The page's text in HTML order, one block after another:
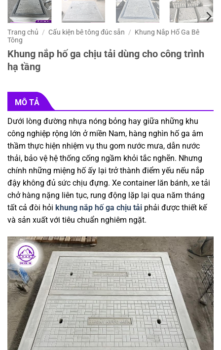
Trang chủ / Cấu kiện bê tông đúc sẵn / Khung Nắp Hố Ga Bê
Tông
Khung nắp hố ga chịu tải dùng cho công trình
hạ tầng
MÔ TẢ
Dưới lòng đường nhựa nóng bỏng hay giữa những khu
công nghiệp rộng lớn ở miền Nam, hàng nghìn hố ga âm
thầm thực hiện nhiệm vụ thu gom nước mưa, dẫn nước
thải, bảo vệ hệ thống cống ngầm khỏi tắc nghẽn. Nhưng
chính những miệng hố ấy lại trở thành điểm yếu nếu nắp
đậy không đủ sức chịu đựng. Xe container lăn bánh, xe tải
chở hàng nặng liên tục, rung động lặp lại qua năm tháng
tất cả đòi hỏi khung nắp hố ga chịu tải phải được thiết kế
và sản xuất với tiêu chuẩn nghiêm ngặt.